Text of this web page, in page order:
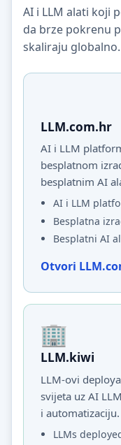
AI i LLM alati koji
da brze pokrenu
skaliraju globalno.
LLM.com.hr
AI i LLM
besplatnom
besplatnim AI
AI i LLM
Besplatna
Besplatni AI
Otvori
LLM.kiwi
LLM-ovi
svijeta uz AI
i automatizaciju.
LLMs